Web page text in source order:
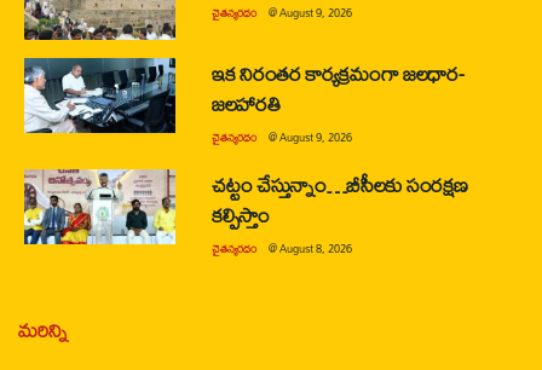
చైతన్యరధం @August 9, 2026
ఇక నిరంతర కార్యక్రమంగా జలధార-
జలహారతి
చైతన్యరధం @August 9, 2026
చట్టం చేస్తున్నాం…బీసీలకు సంరక్షణ
కల్పిస్తాం
చైతన్యరధం @August 8, 2026
మరిన్ని